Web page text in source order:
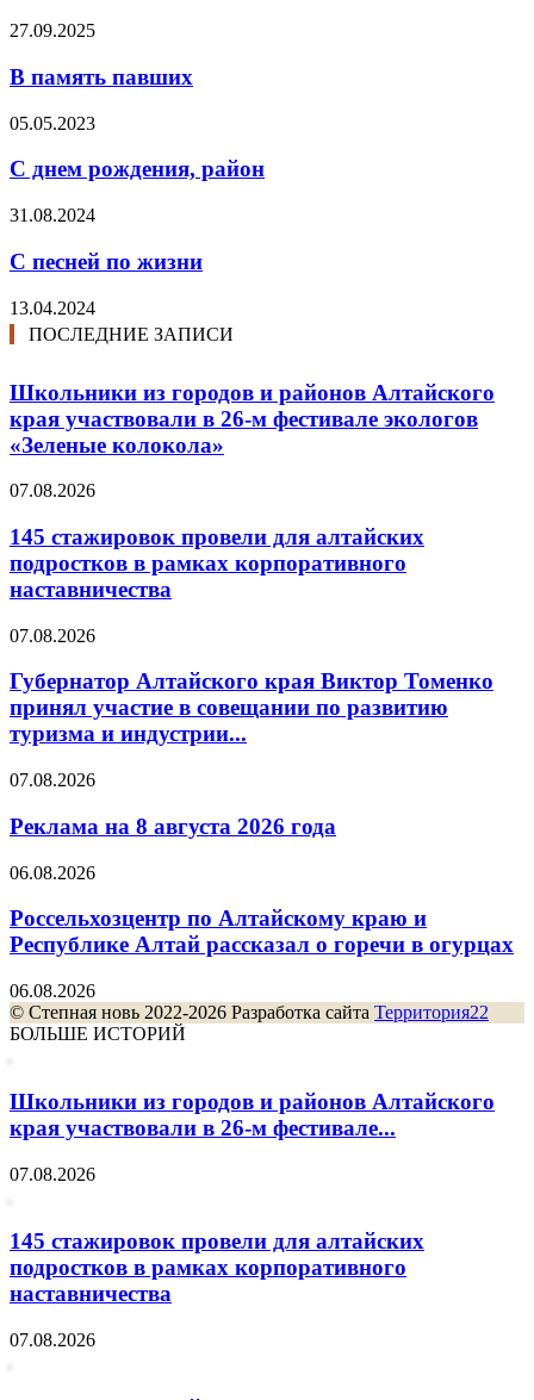
27.09.2025
В память павших
05.05.2023
С днем рождения, район
31.08.2024
С песней по жизни
13.04.2024
ПОСЛЕДНИЕ ЗАПИСИ
Школьники из городов и районов Алтайского
края участвовали в 26-м фестивале экологов
«Зеленые колокола»
07.08.2026
145 стажировок провели для алтайских
подростков в рамках корпоративного
наставничества
07.08.2026
Губернатор Алтайского края Виктор Томенко
принял участие в совещании по развитию
туризма и индустрии...
07.08.2026
Реклама на 8 августа 2026 года
06.08.2026
Россельхозцентр по Алтайскому краю и
Республике Алтай рассказал о горечи в огурцах
06.08.2026
© Степная новь 2022-2026 Разработка сайта Территория22
БОЛЬШЕ ИСТОРИЙ
Школьники из городов и районов Алтайского
края участвовали в 26-м фестивале...
07.08.2026
145 стажировок провели для алтайских
подростков в рамках корпоративного
наставничества
07.08.2026